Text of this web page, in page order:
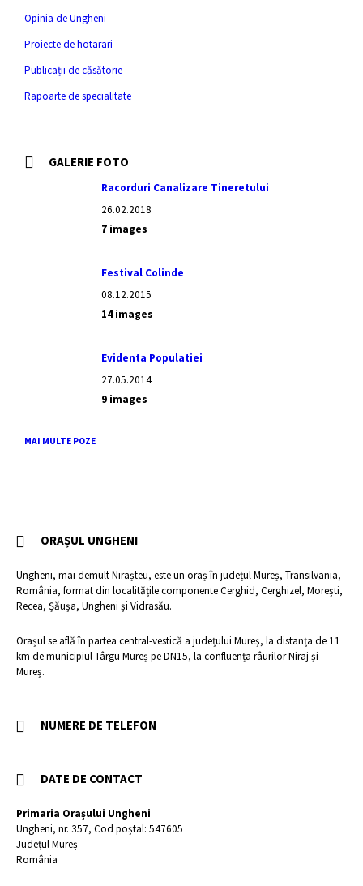
Opinia de Ungheni
Proiecte de hotarari
Publicații de căsătorie
Rapoarte de specialitate
GALERIE FOTO
Racorduri Canalizare Tineretului
26.02.2018
7 images
Festival Colinde
08.12.2015
14 images
Evidenta Populatiei
27.05.2014
9 images
MAI MULTE POZE
ORAȘUL UNGHENI
Ungheni, mai demult Nirașteu, este un oraș în județul Mureș, Transilvania,
România, format din localitățile componente Cerghid, Cerghizel, Morești,
Recea, Șăușa, Ungheni și Vidrasău.
Orașul se află în partea central-vestică a județului Mureș, la distanța de 11
km de municipiul Târgu Mureș pe DN15, la confluența râurilor Niraj și
Mureș.
NUMERE DE TELEFON
DATE DE CONTACT
Primaria Orașului Ungheni
Ungheni, nr. 357, Cod poștal: 547605
Județul Mureș
România